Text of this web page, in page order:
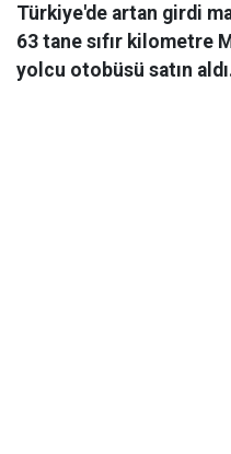
Türkiye'de artan girdi
63 tane sıfır kilometre
yolcu otobüsü satın